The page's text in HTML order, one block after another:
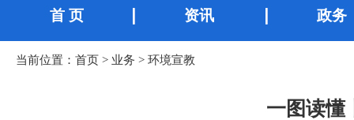
首 页 资讯 政务
当前位置： 首页 > 业务 > 环境宣教
一图读懂